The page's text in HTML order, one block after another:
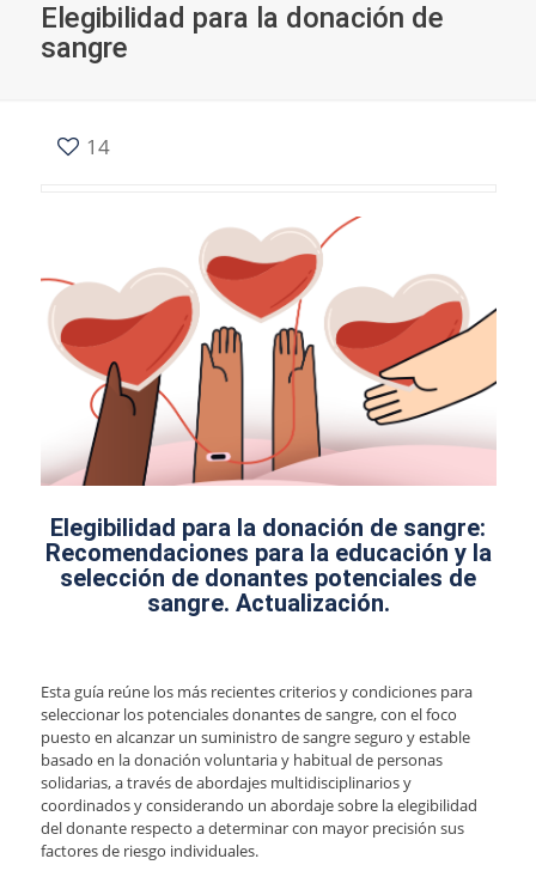
Elegibilidad para la donación de
sangre
14
Elegibilidad para la donación de sangre:
Recomendaciones para la educación y la
selección de donantes potenciales de
sangre. Actualización.
Esta guía reúne los más recientes criterios y condiciones para
seleccionar los potenciales donantes de sangre, con el foco
puesto en alcanzar un suministro de sangre seguro y estable
basado en la donación voluntaria y habitual de personas
solidarias, a través de abordajes multidisciplinarios y
coordinados y considerando un abordaje sobre la elegibilidad
del donante respecto a determinar con mayor precisión sus
factores de riesgo individuales.